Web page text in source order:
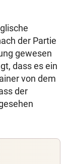
der Partie
gewesen
dass es ein
von dem
der